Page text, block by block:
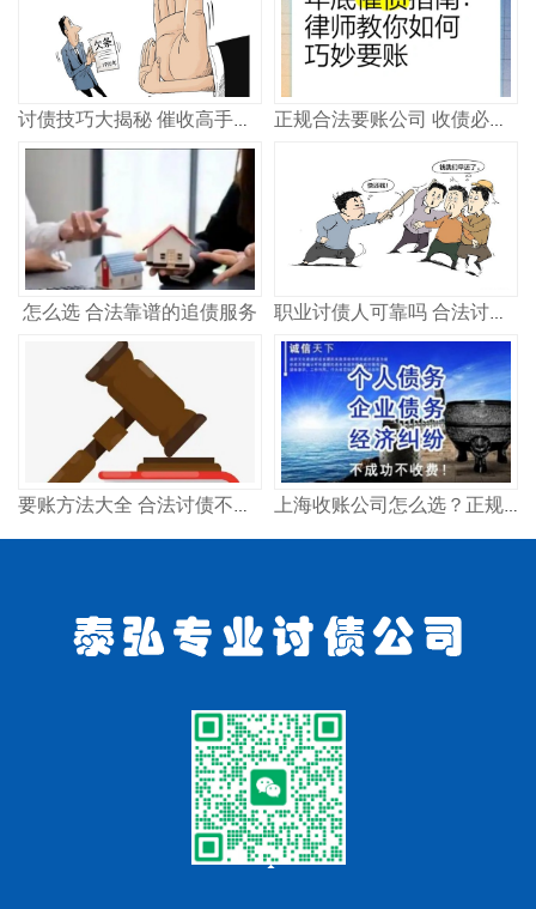
讨债技巧大揭秘 催收高手教你轻松追回欠款 正规合法要账公司 收债必看指南
怎么选 合法靠谱的追债服务 职业讨债人可靠吗 合法讨债公司怎么选
要账方法大全 合法讨债不违法 试试这几招 上海收账公司怎么选？正规高效追债方法分享